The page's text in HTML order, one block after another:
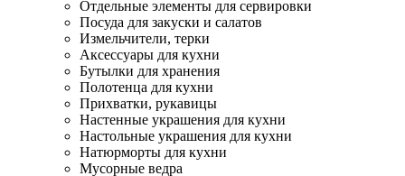
Отдельные элементы для сервировки
Посуда для закуски и салатов
Измельчители, терки
Аксессуары для кухни
Бутылки для хранения
Полотенца для кухни
Прихватки, рукавицы
Настенные украшения для кухни
Настольные украшения для кухни
Натюрморты для кухни
Мусорные ведра